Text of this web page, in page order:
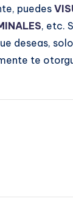
puedes
, etc.
deseas,
te